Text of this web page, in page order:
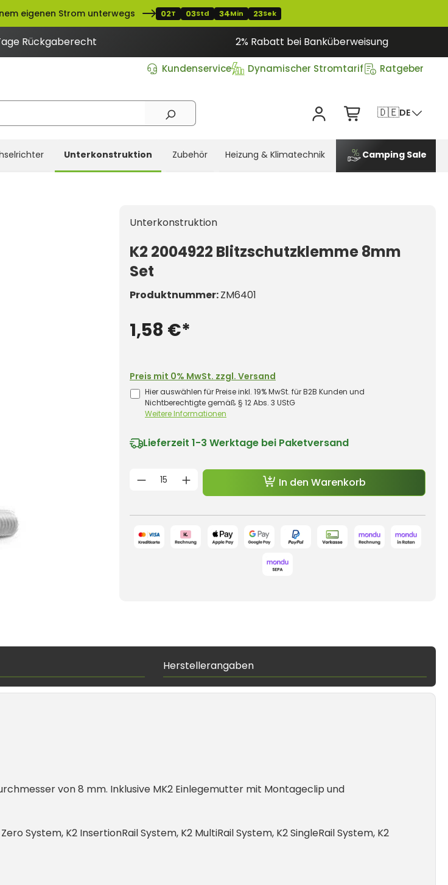
eigenen Strom unterwegs 02T 03Std 34Min 22Sek
Rückgaberecht 2% Rabatt bei Banküberweisung
Kundenservice Dynamischer Stromtarif Ratgeber
🇩🇪DE
Unterkonstruktion Zubehör Heizung & Klimatechnik Camping Sale
Unterkonstruktion
K2 2004922 Blitzschutzklemme 8mm
Set
Produktnummer:ZM6401
1,58 €*
Preis mit 0% MwSt. zzgl. Versand
Hier auswählen für Preise inkl. 19% MwSt. für B2B Kunden und
Nichtberechtigte gemäß § 12 Abs. 3 UStG
Weitere Informationen
Lieferzeit 1-3 Werktage bei Paketversand
Produkt Anzahl: Gib den gewünschten
In den Warenkorb
Herstellerangaben
von 8 mm. Inklusive MK2 Einlegemutter mit Montageclip und
System, K2 InsertionRail System, K2 MultiRail System, K2 SingleRail System, K2